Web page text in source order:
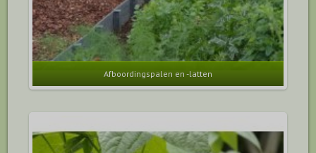
Afboordingspalen en -latten